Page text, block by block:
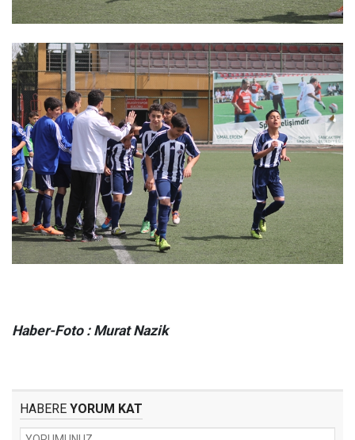
Haber-Foto : Murat Nazik
HABERE YORUM KAT